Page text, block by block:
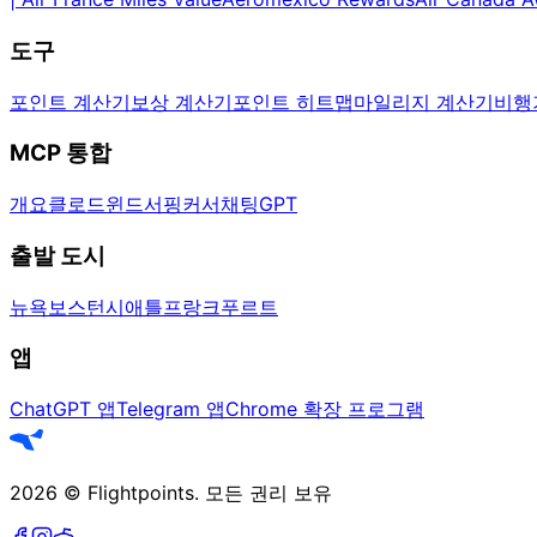
도구
포인트 계산기 보상 계산기 포인트 히트맵마일리지 계산기비
MCP 통합
개요클로드윈드서핑커서채팅GPT
출발 도시
뉴욕 보스턴시애틀프랑크푸르트
앱
ChatGPT 앱Telegram 앱Chrome 확장 프로그램
2026 © Flightpoints. 모든 권리 보유